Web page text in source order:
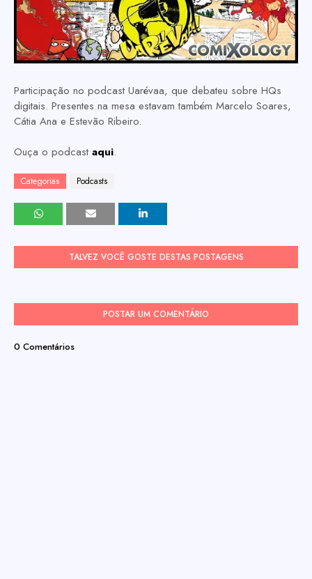
Participação no podcast Uarévaa, que debateu sobre HQs
digitais. Presentes na mesa estavam também Marcelo Soares,
Cátia Ana e Estevão Ribeiro.
Ouça o podcast aqui.
Categorias Podcasts
TALVEZ VOCÊ GOSTE DESTAS POSTAGENS
POSTAR UM COMENTÁRIO
0 Comentários